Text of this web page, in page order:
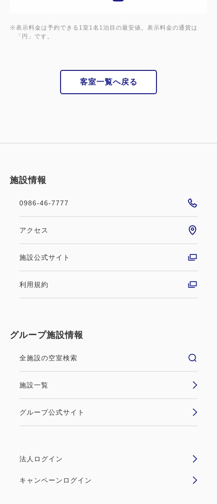
※表示料金は予約できる1室1名1泊目の最安値。表示料金の通貨は
「円」です。
客室一覧へ戻る
施設情報
0986-46-7777
アクセス
施設公式サイト
利用規約
グループ施設情報
全施設の空室検索
施設一覧
グループ公式サイト
法人ログイン
キャンペーンログイン